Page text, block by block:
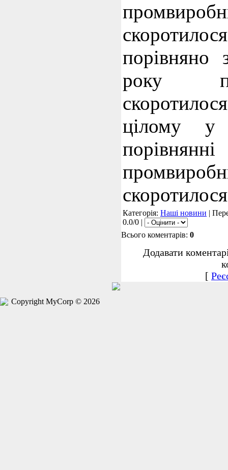
порівняно
року
цілому
Категорія: Наші новини |
0.0/0 |
Всього коментарів: 0
Додавати
[
Copyright MyCorp © 2026